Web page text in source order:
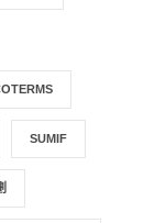
SUMIF